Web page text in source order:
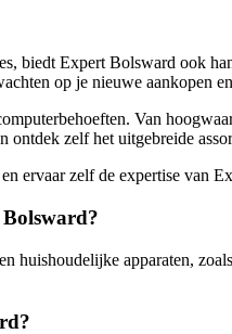
biedt Expert Bolsward ook
op je nieuwe aankopen
Van
zelf het uitgebreide
ervaar zelf de expertise van
apparaten,